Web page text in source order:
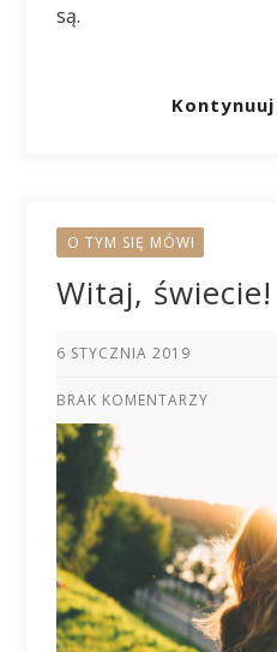
są.
O TYM SIĘ MÓWI
Witaj, świecie!
6 STYCZNIA 2019
BRAK KOMENTARZY